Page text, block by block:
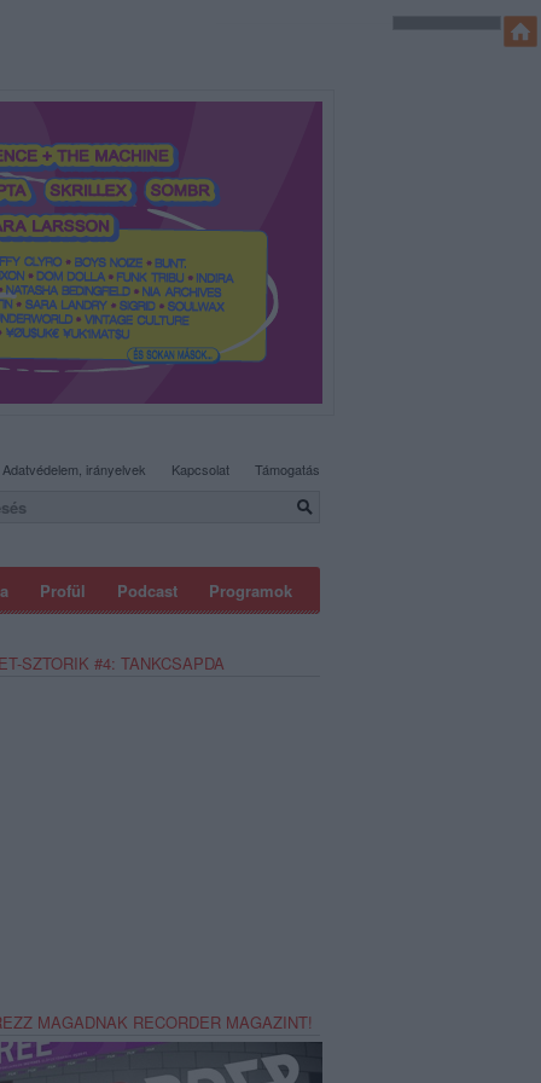
Profül Podcast Programok
Adatvédelem, irányelvek Kapcsolat Támogatás
SZTORIK #4: TANKCSAPDA
MAGADNAK RECORDER MAGAZINT!